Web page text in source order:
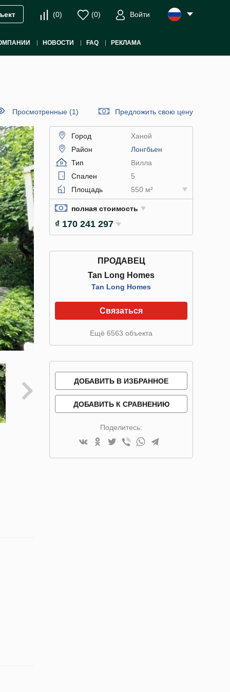
(0) (0) Войти
НОВОСТИ FAQ РЕКЛАМА
Просмотренные (1) Предложить свою цену
Город
Ханой
Район
Лонгбьен
Тип
Вилла
Спален
5
Площадь
550 м²
полная стоимость
₫ 170 241 297
ПРОДАВЕЦ
Tan Long Homes
Tan Long Homes
Связаться
Ещё 6563 объекта
ДОБАВИТЬ В ИЗБРАННОЕ
ДОБАВИТЬ К СРАВНЕНИЮ
Поделитесь: